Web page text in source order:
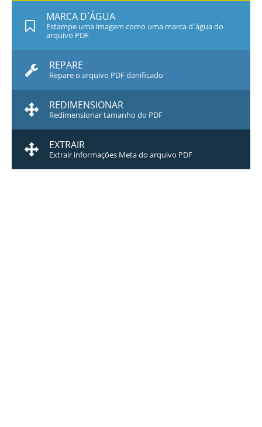
MARCA D`ÁGUA
Estampe uma imagem como uma marca d`água do
arquivo PDF
REPARE
Repare o arquivo PDF danificado
REDIMENSIONAR
Redimensionar tamanho do PDF
EXTRAIR
Extrair informações Meta do arquivo PDF